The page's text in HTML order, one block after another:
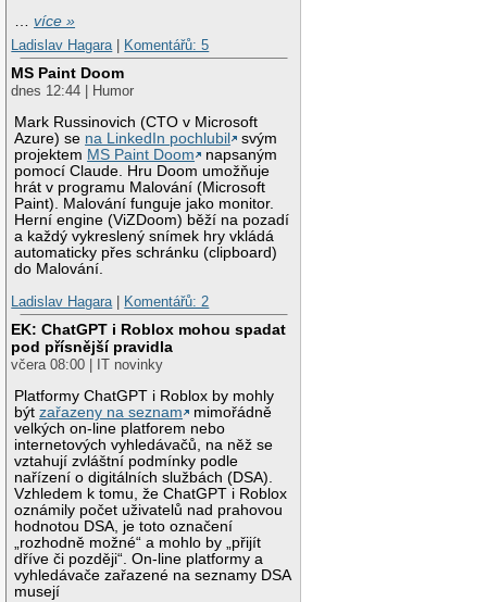
…více »
Ladislav Hagara
Komentářů: 5
MS Paint Doom
dnes 12:44 | Humor
Mark Russinovich (CTO v Microsoft
Azure) se na LinkedIn pochlubil
svým
projektem MS Paint Doom
napsaným
pomocí Claude. Hru Doom umožňuje
hrát v programu Malování (Microsoft
Paint). Malování funguje jako monitor.
Herní engine (ViZDoom) běží na pozadí
a každý vykreslený snímek hry vkládá
automaticky přes schránku (clipboard)
do Malování.
Ladislav Hagara
Komentářů: 2
EK: ChatGPT i Roblox mohou spadat
pod přísnější pravidla
včera 08:00 | IT novinky
Platformy ChatGPT i Roblox by mohly
býtzařazeny na seznam
mimořádně
velkých on-line platforem nebo
internetových vyhledávačů, na něž se
vztahují zvláštní podmínky podle
nařízení o digitálních službách (DSA).
Vzhledem k tomu, že ChatGPT i Roblox
oznámily počet uživatelů nad prahovou
hodnotou DSA, je toto označení
„rozhodně možné“ a mohlo by „přijít
dříve či později“. On-line platformy a
vyhledávače zařazené na seznamy DSA
musejí